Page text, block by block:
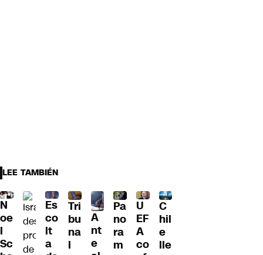
LEE TAMBIÉN
N
oe
l
Sc
Es
co
lt
a
Tri
bu
na
l
A
nt
e
Pa
no
ra
m
U
EF
A
co
C
hil
e
lle